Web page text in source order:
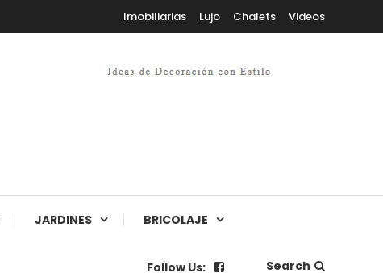
Imobiliarias Lujo Chalets Videos
JARDINES BRICOLAJE
Follow Us: Search